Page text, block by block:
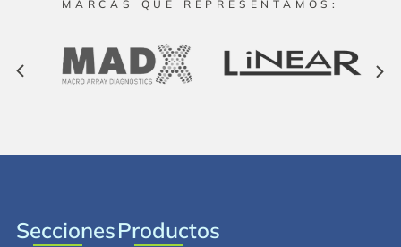
MARCAS QUE REPRESENTAMOS:
SeccionesProductos